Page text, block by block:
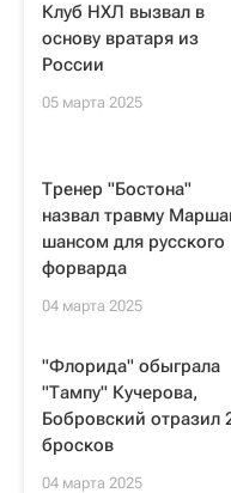
Клуб НХЛ вызвал в
основу вратаря из
России
05 марта 2025
Тренер "Бостона"
назвал травму
шансом для русского
форварда
04 марта 2025
"Флорида" обыграла
"Тампу" Кучерова,
Бобровский отразил
бросков
04 марта 2025